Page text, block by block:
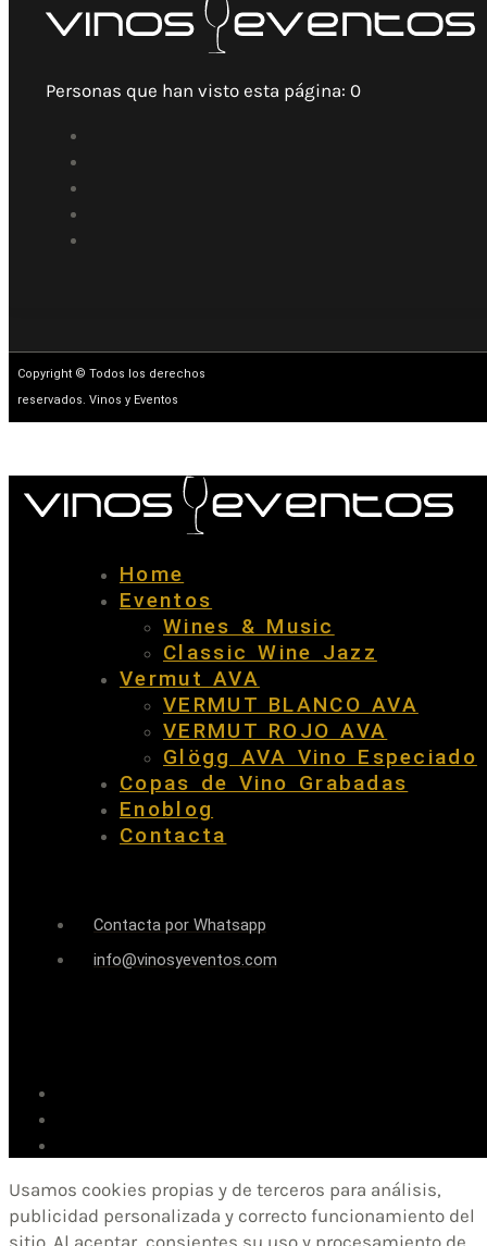
Personas que han visto esta página: 0
Copyright © Todos los derechos
reservados. Vinos y Eventos
Home
Eventos
Wines & Music
Classic Wine Jazz
Vermut AVA
VERMUT BLANCO AVA
VERMUT ROJO AVA
Glögg AVA Vino Especiado
Copas de Vino Grabadas
Enoblog
Contacta
Contacta por Whatsapp
info@vinosyeventos.com
Usamos cookies propias y de terceros para análisis,
publicidad personalizada y correcto funcionamiento del